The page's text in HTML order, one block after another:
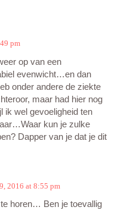
pm
op van een
evenwicht…en dan
onder andere de ziekte
maar had hier nog
ik wel gevoeligheid ten
kun je zulke
Dapper van je dat je dit
2016 at 8:55 pm
horen… Ben je toevallig